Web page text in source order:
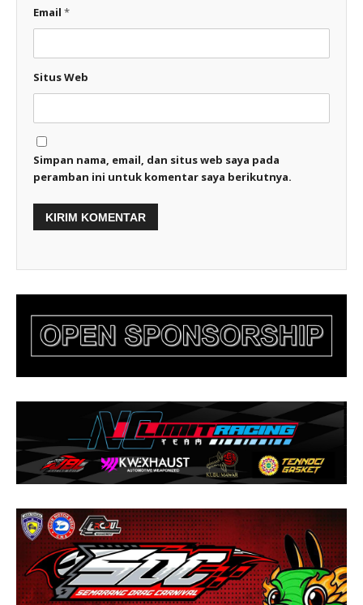
Email *
Situs Web
Simpan nama, email, dan situs web saya pada
peramban ini untuk komentar saya berikutnya.